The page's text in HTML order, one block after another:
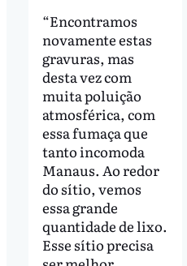
“Encontramos
novamente estas
gravuras, mas
desta vez com
muita poluição
atmosférica, com
essa fumaça que
tanto incomoda
Manaus. Ao redor
do sítio, vemos
essa grande
quantidade de lixo.
Esse sítio precisa